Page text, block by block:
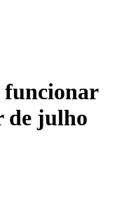
funcionar
de julho